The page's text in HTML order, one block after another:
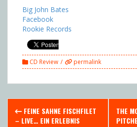
Big John Bates
Facebook
Rookie Records
CD Review permalink
PostFEINE SAHNE FISCHFILET
– LIVE… EIN ERLEBNIS
THE